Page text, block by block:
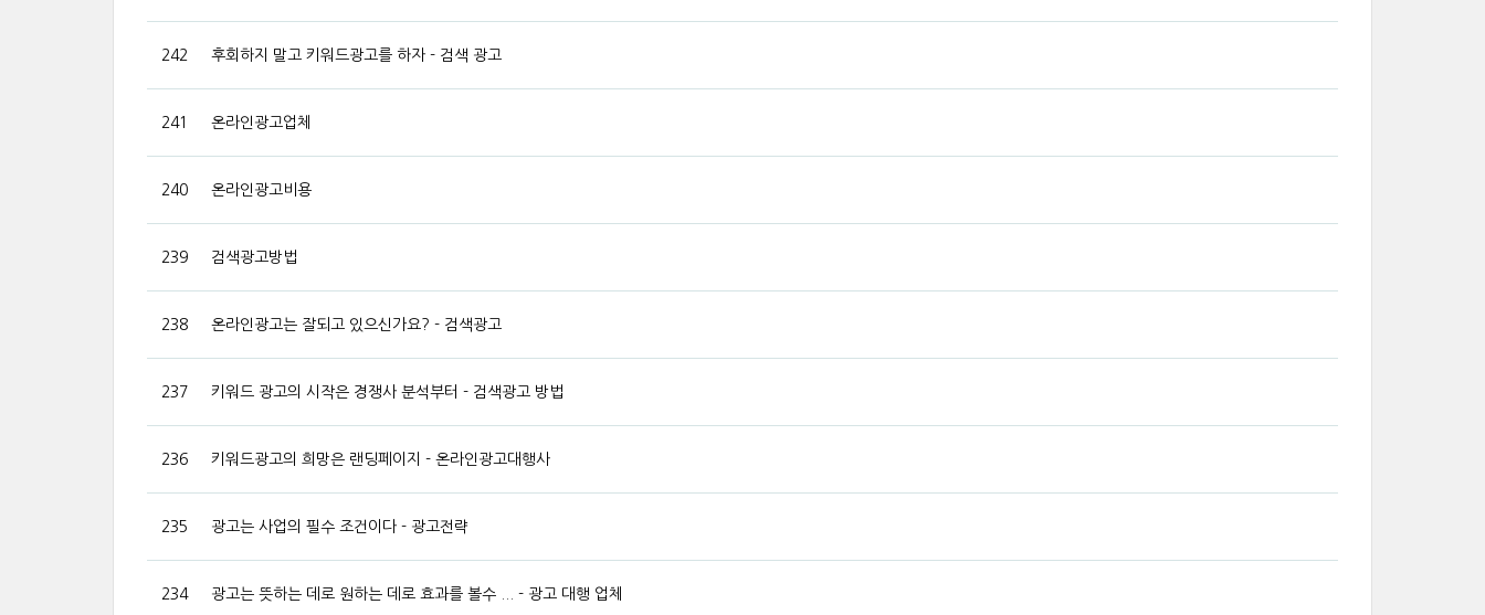
242 후회하지 말고 키워드광고를 하자 - 검색 광고
241 온라인광고업체
240 온라인광고비용
239 검색광고방법
238 온라인광고는 잘되고 있으신가요? - 검색광고
237 키워드 광고의 시작은 경쟁사 분석부터 - 검색광고 방법
236 키워드광고의 희망은 랜딩페이지 - 온라인광고대행사
235 광고는 사업의 필수 조건이다 - 광고전략
234 광고는 뜻하는 데로 원하는 데로 효과를 볼수 ... - 광고 대행 업체